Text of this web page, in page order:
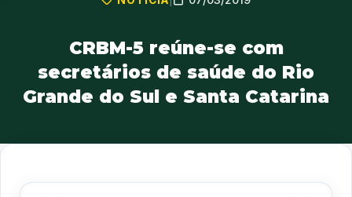
CRBM-5 reúne-se com
secretários de saúde do Rio
Grande do Sul e Santa Catarina